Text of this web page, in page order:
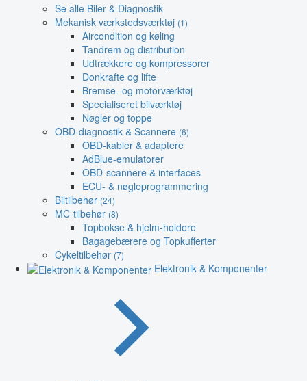
Se alle Biler & Diagnostik
Mekanisk værkstedsværktøj (1)
Aircondition og køling
Tandrem og distribution
Udtrækkere og kompressorer
Donkrafte og lifte
Bremse- og motorværktøj
Specialiseret bilværktøj
Nøgler og toppe
OBD-diagnostik & Scannere (6)
OBD-kabler & adaptere
AdBlue-emulatorer
OBD-scannere & interfaces
ECU- & nøgleprogrammering
Biltilbehør (24)
MC-tilbehør (8)
Topbokse & hjelm-holdere
Bagagebærere og Topkufferter
Cykeltilbehør (7)
Elektronik & Komponenter